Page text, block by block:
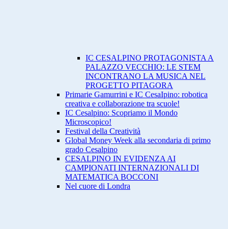
IC CESALPINO PROTAGONISTA A
PALAZZO VECCHIO: LE STEM
INCONTRANO LA MUSICA NEL
PROGETTO PITAGORA
Primarie Gamurrini e IC CesaIpino: robotica
creativa e collaborazione tra scuole!
IC Cesalpino: Scopriamo il Mondo
Microscopico!
Festival della Creatività
Global Money Week alla secondaria di primo
grado Cesalpino
CESALPINO IN EVIDENZA AI
CAMPIONATI INTERNAZIONALI DI
MATEMATICA BOCCONI
Nel cuore di Londra